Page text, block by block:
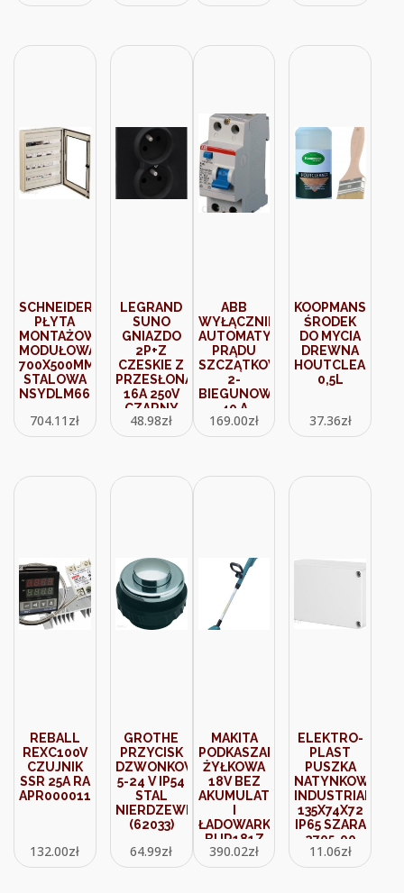
SCHNEIDER
PŁYTA
MONTAŻOWA
MODUŁOWA
700X500MM
STALOWA
NSYDLM66
704.11 zł
LEGRAND
SUNO
GNIAZDO
2P+Z
CZESKIE Z
PRZESŁONĄ
16A 250V
CZARNY
721482
48.98zł
ABB
WYŁĄCZNIK
AUTOMATYCZNY
PRĄDU
SZCZĄTKOWEGO
2-
BIEGUNOWY
40 A
2CSF202101R1400
169.00zł
KOOPMANS
ŚRODEK
DO MYCIA
DREWNA
HOUTCLEANER
0,5L
37.36zł
REBALL
REXC100V
CZUJNIK
SSR 25A RA
APR0000110
132.00zł
GROTHE
PRZYCISK
DZWONKOWY
5-24 V IP54
STAL
NIERDZEWNA
(62033)
64.99zł
MAKITA
PODKASZARKA
ŻYŁKOWA
18V BEZ
AKUMULATORÓW
ŁADOWARKI
BUR181Z
390.02zł
ELEKTRO-
PLAST
PUSZKA
NATYNKOWA
INDUSTRIAL
135X74X72
IP65 SZARA
2705-00
11.06zł